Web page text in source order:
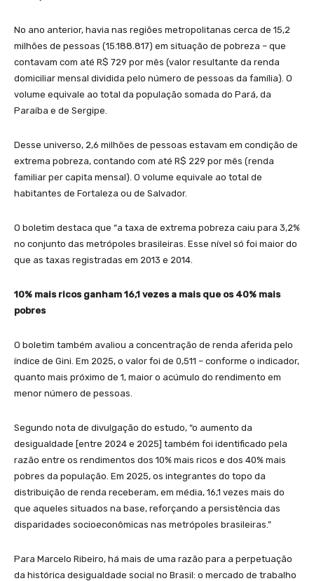
No ano anterior, havia nas regiões metropolitanas cerca de 15,2
milhões de pessoas (15.188.817) em situação de pobreza – que
contavam com até R$ 729 por mês (valor resultante da renda
domiciliar mensal dividida pelo número de pessoas da família). O
volume equivale ao total da população somada do Pará, da
Paraíba e de Sergipe.
Desse universo, 2,6 milhões de pessoas estavam em condição de
extrema pobreza, contando com até R$ 229 por mês (renda
familiar per capita mensal). O volume equivale ao total de
habitantes de Fortaleza ou de Salvador.
O boletim destaca que “a taxa de extrema pobreza caiu para 3,2%
no conjunto das metrópoles brasileiras. Esse nível só foi maior do
que as taxas registradas em 2013 e 2014.
10% mais ricos ganham 16,1 vezes a mais que os 40% mais
pobres
O boletim também avaliou a concentração de renda aferida pelo
índice de Gini. Em 2025, o valor foi de 0,511 – conforme o indicador,
quanto mais próximo de 1, maior o acúmulo do rendimento em
menor número de pessoas.
Segundo nota de divulgação do estudo, “o aumento da
desigualdade [entre 2024 e 2025] também foi identificado pela
razão entre os rendimentos dos 10% mais ricos e dos 40% mais
pobres da população. Em 2025, os integrantes do topo da
distribuição de renda receberam, em média, 16,1 vezes mais do
que aqueles situados na base, reforçando a persistência das
disparidades socioeconômicas nas metrópoles brasileiras.”
Para Marcelo Ribeiro, há mais de uma razão para a perpetuação
da histórica desigualdade social no Brasil: o mercado de trabalho